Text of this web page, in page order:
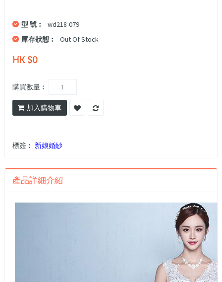
型 號︰
wd218-079
庫存狀態︰
Out Of Stock
HK $0
購買數量︰
加入購物車
標簽︰ 新娘婚紗
產品詳細介紹